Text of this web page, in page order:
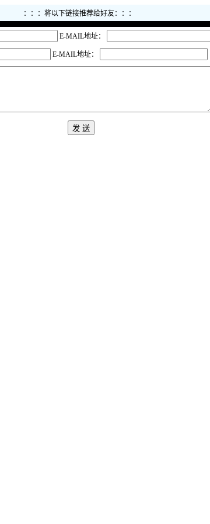
：：：将以下链接推荐给好友：：：
E-MAIL地址：
E-MAIL地址：